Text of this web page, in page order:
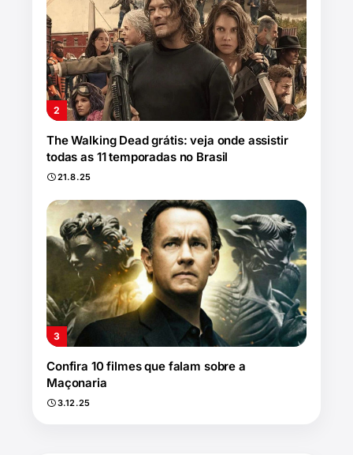
The Walking Dead grátis: veja onde assistir
todas as 11 temporadas no Brasil
21.8.25
Confira 10 filmes que falam sobre a
Maçonaria
3.12.25